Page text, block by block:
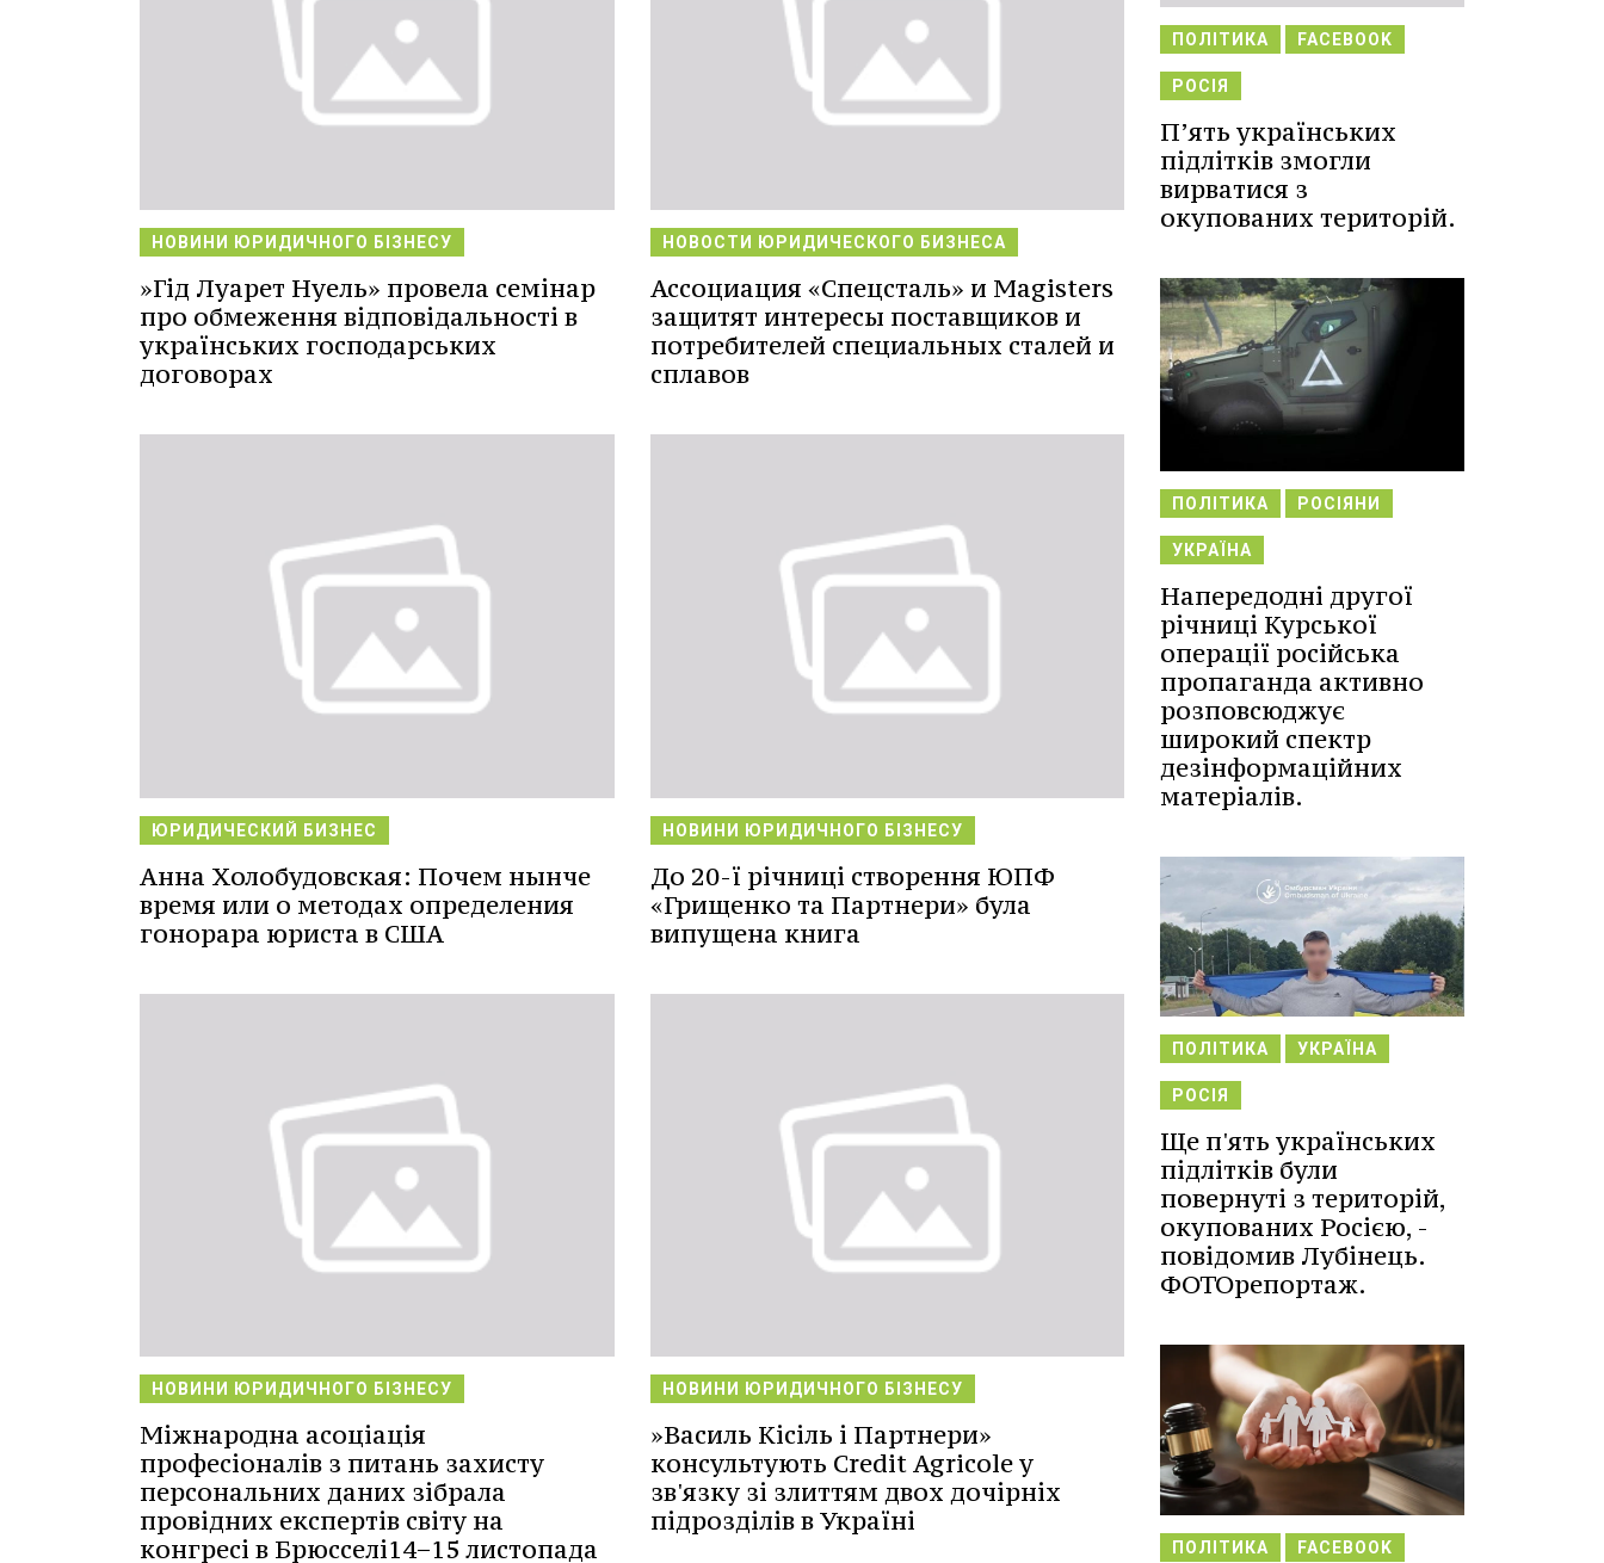
НОВИНИ ЮРИДИЧНОГО БІЗНЕСУ
»Гід Луарет Нуель» провела семінар
про обмеження відповідальності в
українських господарських
договорах
НОВОСТИ ЮРИДИЧЕСКОГО БИЗНЕСА
Ассоциация «Спецсталь» и Magisters
защитят интересы поставщиков и
потребителей специальных сталей и
сплавов
ЮРИДИЧЕСКИЙ БИЗНЕС
Анна Холобудовская: Почем нынче
время или о методах определения
гонорара юриста в США
НОВИНИ ЮРИДИЧНОГО БІЗНЕСУ
До 20-ї річниці створення ЮПФ
«Грищенко та Партнери» була
випущена книга
НОВИНИ ЮРИДИЧНОГО БІЗНЕСУ
Міжнародна асоціація
професіоналів з питань захисту
персональних даних зібрала
провідних експертів світу на
конгресі в Брюсселі14−15 листопада
НОВИНИ ЮРИДИЧНОГО БІЗНЕСУ
»Василь Кісіль і Партнери»
консультують Credit Agricole у
зв'язку зі злиттям двох дочірніх
підрозділів в Україні
ПОЛІТИКА FACEBOOK
РОСІЯ
П’ять українських
підлітків змогли
вирватися з
окупованих територій.
ПОЛІТИКА РОСІЯНИ
УКРАЇНА
Напередодні другої
річниці Курської
операції російська
пропаганда активно
розповсюджує
широкий спектр
дезінформаційних
матеріалів.
ПОЛІТИКА УКРАЇНА
РОСІЯ
Ще п'ять українських
підлітків були
повернуті з територій,
окупованих Росією, -
повідомив Лубінець.
ФОТОрепортаж.
ПОЛІТИКА FACEBOOK